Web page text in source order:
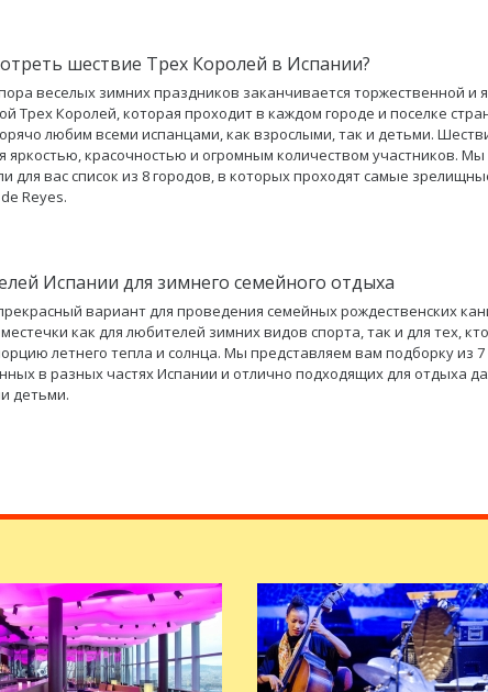
шествие Трех Королей в Испании?
веселых зимних праздников заканчивается торжественной и
Трех Королей, которая проходит в каждом городе и поселке
любим всеми испанцами, как взрослыми, так и детьми.
яркостью, красочностью и огромным количеством участников. Мы
для вас список из 8 городов, в которых проходят самые
Reyes.
Испании для зимнего семейного отдыха
вариант для проведения семейных рождественских
как для любителей зимних видов спорта, так и для тех,
летнего тепла и солнца. Мы представляем вам подборку из 7
в разных частях Испании и отлично подходящих для отдыха
детьми.